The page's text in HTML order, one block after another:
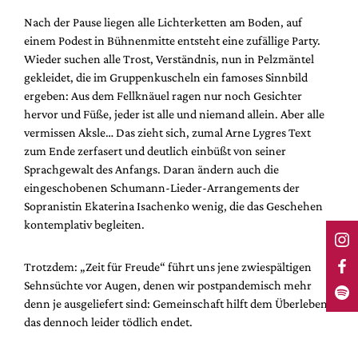
Nach der Pause liegen alle Lichterketten am Boden, auf
einem Podest in Bühnenmitte entsteht eine zufällige Party.
Wieder suchen alle Trost, Verständnis, nun in Pelzmäntel
gekleidet, die im Gruppenkuscheln ein famoses Sinnbild
ergeben: Aus dem Fellknäuel ragen nur noch Gesichter
hervor und Füße, jeder ist alle und niemand allein. Aber alle
vermissen Aksle… Das zieht sich, zumal Arne Lygres Text
zum Ende zerfasert und deutlich einbüßt von seiner
Sprachgewalt des Anfangs. Daran ändern auch die
eingeschobenen Schumann-Lieder-Arrangements der
Sopranistin Ekaterina Isachenko wenig, die das Geschehen
kontemplativ begleiten.
Trotzdem: „Zeit für Freude“ führt uns jene zwiespältigen
Sehnsüchte vor Augen, denen wir postpandemisch mehr
denn je ausgeliefert sind: Gemeinschaft hilft dem Überleben,
das dennoch leider tödlich endet.